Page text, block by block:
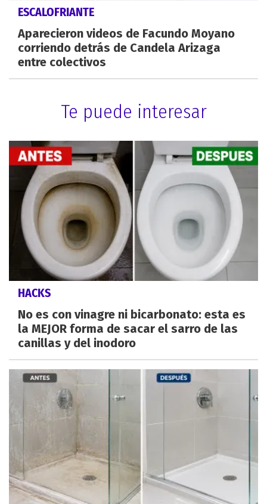
ESCALOFRIANTE
Aparecieron videos de Facundo Moyano
corriendo detrás de Candela Arizaga
entre colectivos
Te puede interesar
HACKS
No es con vinagre ni bicarbonato: esta es
la MEJOR forma de sacar el sarro de las
canillas y del inodoro